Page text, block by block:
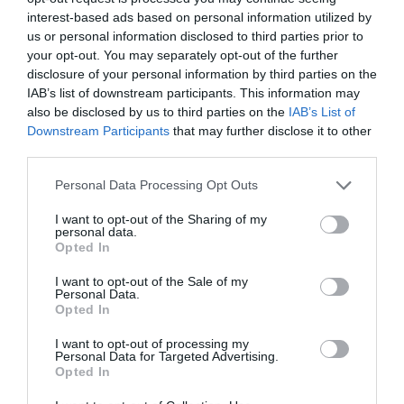
interest-based ads based on personal information utilized by
us or personal information disclosed to third parties prior to
your opt-out. You may separately opt-out of the further
disclosure of your personal information by third parties on the
IAB’s list of downstream participants. This information may
also be disclosed by us to third parties on the IAB’s List of
Downstream Participants that may further disclose it to other
Personal Data Processing Opt Outs
I want to opt-out of the Sharing of my
personal data.
Opted In
I want to opt-out of the Sale of my
Personal Data.
Opted In
I want to opt-out of processing my
Personal Data for Targeted Advertising.
Opted In